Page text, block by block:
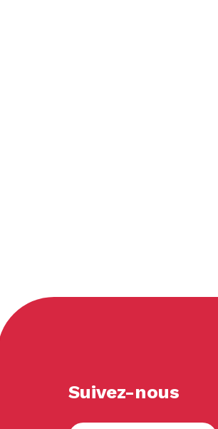
Suivez-nous